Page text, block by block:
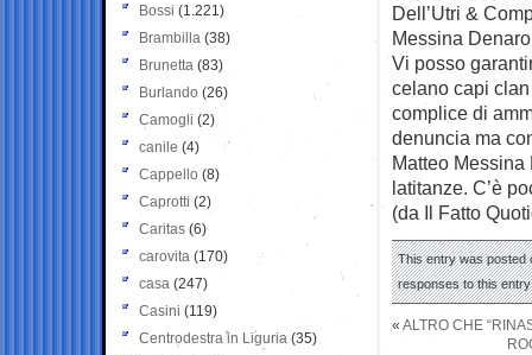
Dell’Utri &
Messina
Vi posso
celano capi
complice di
denuncia ma
Matteo Messina
latitanze. C’è
(da Il Fatto
This entry was posted
responses to this
« ALTRO CHE
Bossi (1.221)
Brambilla (38)
Brunetta (83)
Burlando (26)
Camogli (2)
canile (4)
Cappello (8)
Caprotti (2)
Caritas (6)
carovita (170)
casa (247)
Casini (119)
Centrodestra in Liguria (35)